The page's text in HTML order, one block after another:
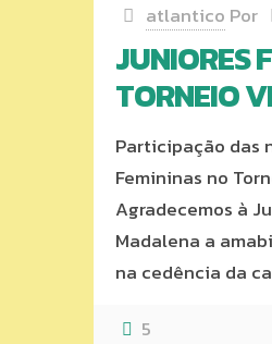
atlantico Por
JUNIORES
TORNEIO
Participação das
Femininas no
Agradecemos à
Madalena a
na cedência da
5